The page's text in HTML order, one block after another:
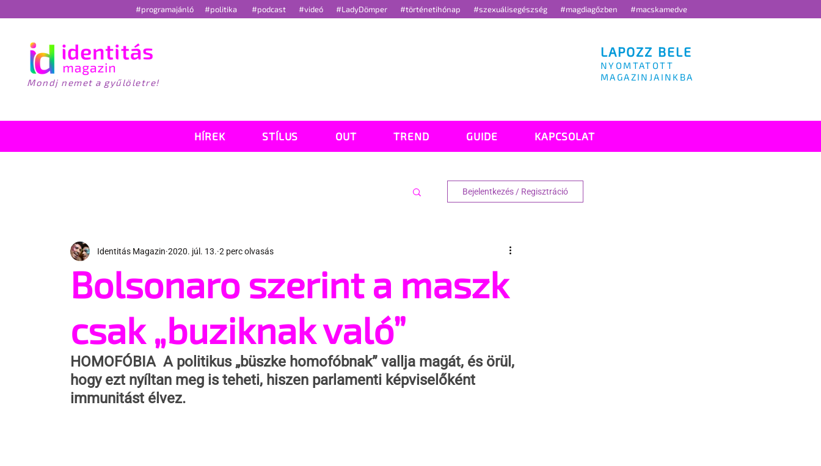
#programajánló #politika #podcast #videó #LadyDömper #történetihónap #szexuálisegészség #magdiagőzben #macskamedve
Mondj nemet a gyűlöletre!
LAPOZZ BELE
NYOMTATOTT
MAGAZINJAINKBA
HÍREK STÍLUS OUT TREND GUIDE KAPCSOLAT
Bejelentkezés / Regisztráció
Bolsonaro szerint a maszk
csak „buziknak való”
Identitás Magazin 2020. júl. 13. 2 perc olvasás
HOMOFÓBIA
  A politikus „büszke homofóbnak” vallja magát, és örül,
hogy ezt nyíltan meg is teheti, hiszen parlamenti képviselőként
immunitást élvez.